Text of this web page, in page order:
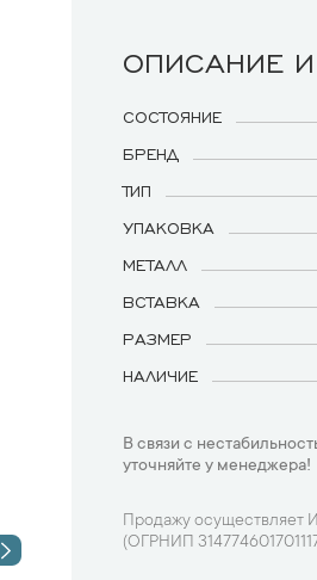
ОПИСАНИЕ
СОСТОЯНИЕ
БРЕНД
ТИП
УПАКОВКА
МЕТАЛЛ
ВСТАВКА
РАЗМЕР
НАЛИЧИЕ
В связи с
уточняйте у менеджера!
Продажу осуществляет
(ОГРНИП